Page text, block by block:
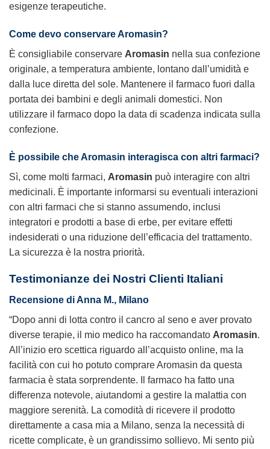
esigenze terapeutiche.
Come devo conservare Aromasin?
È consigliabile conservare Aromasin nella sua confezione
originale, a temperatura ambiente, lontano dall’umidità e
dalla luce diretta del sole. Mantenere il farmaco fuori dalla
portata dei bambini e degli animali domestici. Non
utilizzare il farmaco dopo la data di scadenza indicata sulla
confezione.
È possibile che Aromasin interagisca con altri farmaci?
Sì, come molti farmaci, Aromasin può interagire con altri
medicinali. È importante informarsi su eventuali interazioni
con altri farmaci che si stanno assumendo, inclusi
integratori e prodotti a base di erbe, per evitare effetti
indesiderati o una riduzione dell’efficacia del trattamento.
La sicurezza è la nostra priorità.
Testimonianze dei Nostri Clienti Italiani
Recensione di Anna M., Milano
“Dopo anni di lotta contro il cancro al seno e aver provato
diverse terapie, il mio medico ha raccomandato Aromasin.
All’inizio ero scettica riguardo all’acquisto online, ma la
facilità con cui ho potuto comprare Aromasin da questa
farmacia è stata sorprendente. Il farmaco ha fatto una
differenza notevole, aiutandomi a gestire la malattia con
maggiore serenità. La comodità di ricevere il prodotto
direttamente a casa mia a Milano, senza la necessità di
ricette complicate, è un grandissimo sollievo. Mi sento più